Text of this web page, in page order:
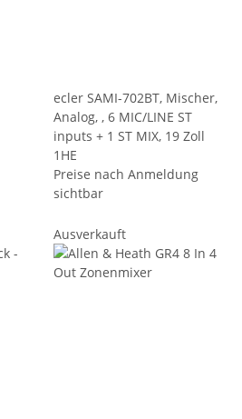
ecler SAMI-702BT, Mischer,
Analog, , 6 MIC/LINE ST
inputs + 1 ST MIX, 19 Zoll
1HE
Preise nach Anmeldung
sichtbar
Ausverkauft